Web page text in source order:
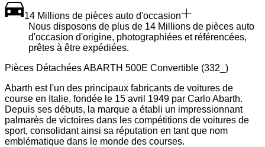
14 Millions de pièces auto d'occasion
Nous disposons de plus de 14 Millions de pièces auto
d'occasion d'origine, photographiées et référencées,
prêtes à être expédiées.
Pièces Détachées ABARTH 500E Convertible (332_)
Abarth est l'un des principaux fabricants de voitures de
course en Italie, fondée le 15 avril 1949 par Carlo Abarth.
Depuis ses débuts, la marque a établi un impressionnant
palmarès de victoires dans les compétitions de voitures de
sport, consolidant ainsi sa réputation en tant que nom
emblématique dans le monde des courses.